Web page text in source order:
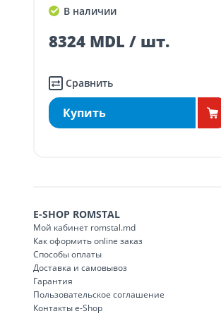
SER08411
В наличии
5549 MDL / шт.
Сравнить
Купить
E-SHOP ROMSTAL
Мой кабинет romstal.md
Как оформить online заказ
Способы оплаты
Доставка и самовывоз
Гарантия
Пользовательское соглашение
Контакты e-Shop